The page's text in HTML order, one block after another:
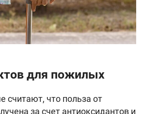
для пожилых
считают, что польза от
за счет антиоксидантов и